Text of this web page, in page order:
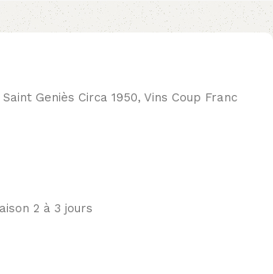
Geniès Circa 1950, Vins Coup Franc
2 à 3 jours